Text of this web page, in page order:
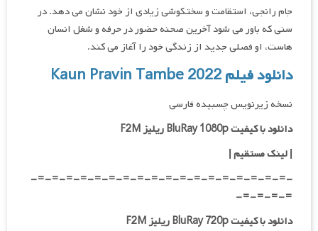
جام رانجی، استقامت و سختکوشی زیادی از خود نشان می دهد. در
سنی که باور می شود آخرین صحنه حضور در حرفه و شغل انسان
هاست، او فصلی جدید از زندگی خود را آغاز می کند.
دانلود فیلم Kaun Pravin Tambe 2022
نسخه زیرنویس چسبیده فارسی
دانلود با کیفیت BluRay 1080p ریلیز F2M
|لینک مستقیم|
-=-=-=-=-=-=-=-=-=-=-=-=-=-=-=-=-=-=-
=-=-=-=-
دانلود با کیفیت BluRay 720p ریلیز F2M